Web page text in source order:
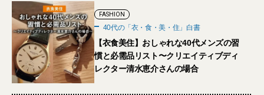
FASHION
40代の「衣・食・美・住」白書
【衣食美住】おしゃれな40代メンズの習
慣と必需品リスト〜クリエイティブディ
レクター清水恵介さんの場合